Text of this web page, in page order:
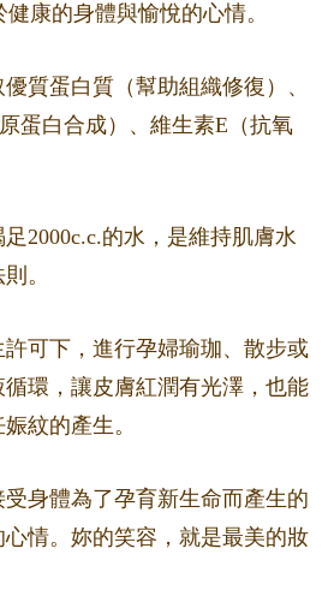
康的身體與愉悅的心情。
優質蛋白質（幫助組織修復）、
蛋白合成）、維生素E（抗氧
2000c.c.的水，是維持肌膚水
。
許可下，進行孕婦瑜珈、散步或
環，讓皮膚紅潤有光澤，也能
紋的產生。
受身體為了孕育新生命而產生的
情。妳的笑容，就是最美的妝